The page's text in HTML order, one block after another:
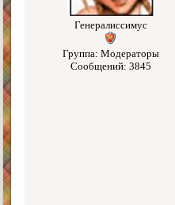
Генералиссимус
Группа: Модераторы
Сообщений: 3845